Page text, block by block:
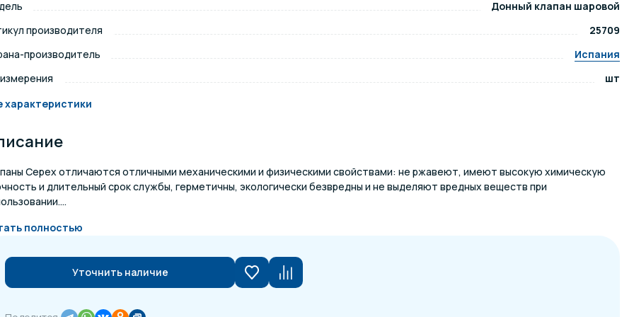
и подсветка для
материалы
Донный клапан шаровой
производителя
25709
производитель
Испания
шт
характеристики
Cepex отличаются отличными механическими и физическими свойствами: не ржавеют, имеют высокую химическую
и длительный срок службы, герметичны, экологически безвредны и не выделяют вредных веществ при
полностью
Уточнить наличие